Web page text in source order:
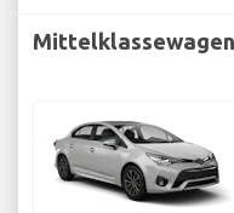
Mittelklassewagen